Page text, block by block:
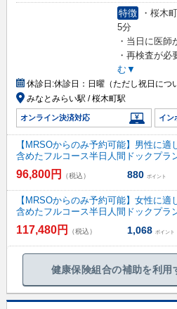
特徴
・桜木
5分
・当日に医師
・再検査が必
む▼
休診日:休診日：日曜（ただし祝日につ
みなとみらい駅 / 桜木町駅
オンライン決済対応 イン
【MRSOからのみ予約可能】男性に
含めたフルコース半日人間ドックプラ
96,800円 （税込） 880 ポイント
【MRSOからのみ予約可能】女性に
含めたフルコース半日人間ドックプラ
117,480円 （税込） 1,068 ポイント
健康保険組合の補助を利用